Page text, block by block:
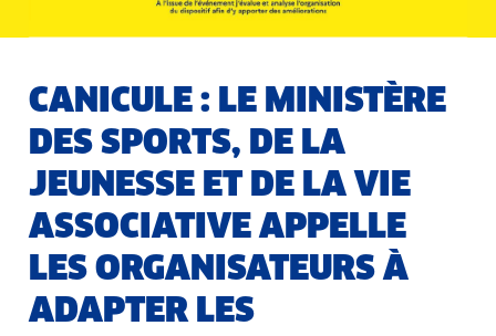
CANICULE : LE MINISTÈRE
DES SPORTS, DE LA
JEUNESSE ET DE LA VIE
ASSOCIATIVE APPELLE
LES ORGANISATEURS À
ADAPTER LES